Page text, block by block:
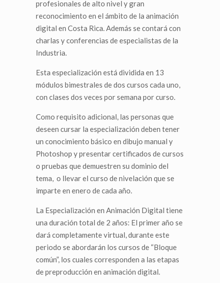
profesionales de alto nivel y gran
reconocimiento en el ámbito de la animación
digital en Costa Rica. Además se contará con
charlas y conferencias de especialistas de la
Industria.
Esta especialización está dividida en 13
módulos bimestrales de dos cursos cada uno,
con clases dos veces por semana por curso.
Como requisito adicional, las personas que
deseen cursar la especialización deben tener
un conocimiento básico en dibujo manual y
Photoshop y presentar certificados de cursos
o pruebas que demuestren su dominio del
tema, o llevar el curso de nivelación que se
imparte en enero de cada año.
La Especialización en Animación Digital tiene
una duración total de 2 años: El primer año se
dará completamente virtual, durante este
periodo se abordarán los cursos de “Bloque
común”, los cuales corresponden a las etapas
de preproducción en animación digital.